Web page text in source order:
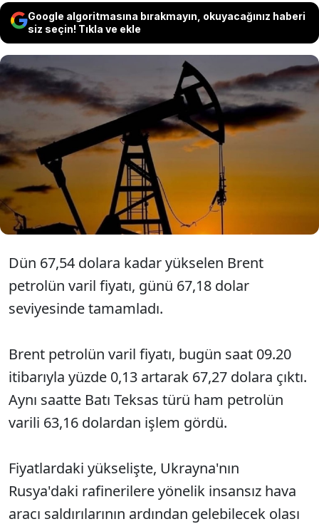
Google algoritmasına bırakmayın, okuyacağınız haberi
siz seçin! Tıkla ve ekle
Petrol fiyatları güne kısmi yükselişle
başladı. Brent petrolün varili,
uluslararası piyasalarda 67,27 dolardan
alıcı buluyor.
Dün 67,54 dolara kadar yükselen Brent
petrolün varil fiyatı, günü 67,18 dolar
seviyesinde tamamladı.
Brent petrolün varil fiyatı, bugün saat 09.20
itibarıyla yüzde 0,13 artarak 67,27 dolara çıktı.
Aynı saatte Batı Teksas türü ham petrolün
varili 63,16 dolardan işlem gördü.
Fiyatlardaki yükselişte, Ukrayna'nın
Rusya'daki rafinerilere yönelik insansız hava
aracı saldırılarının ardından gelebilecek olası